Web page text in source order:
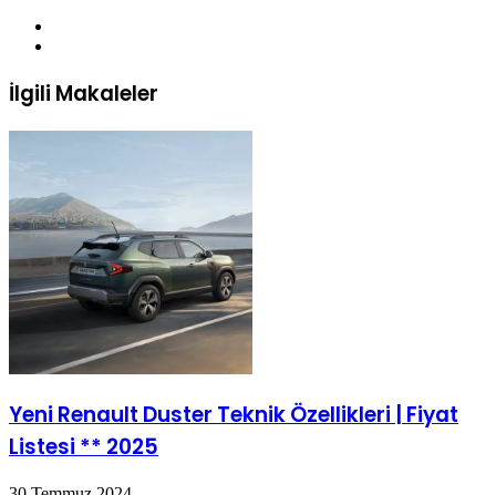
İlgili Makaleler
Yeni Renault Duster Teknik Özellikleri | Fiyat
Listesi ** 2025